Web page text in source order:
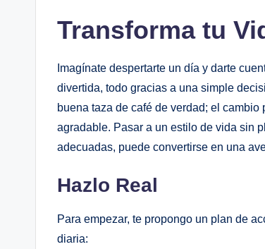
Transforma tu⁤
Imagínate despertarte​ un día y darte
divertida, todo gracias a una simple
buena taza de café de verdad; ‌el
agradable. Pasar a ‌un estilo de vida ‌sin
adecuadas,⁣ puede convertirse en ⁢una
Hazlo Real
Para empezar, te propongo un plan de
diaria: